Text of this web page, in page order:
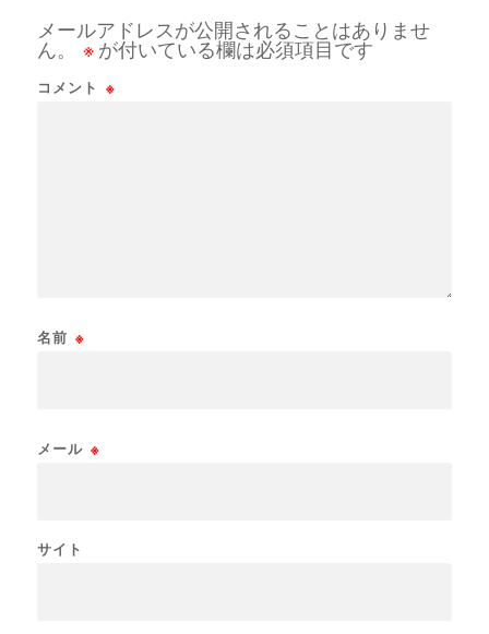
メールアドレスが公開されることはありませ
ん。
※ が付いている欄は必須項目です
コメント ※
名前 ※
メール ※
サイト